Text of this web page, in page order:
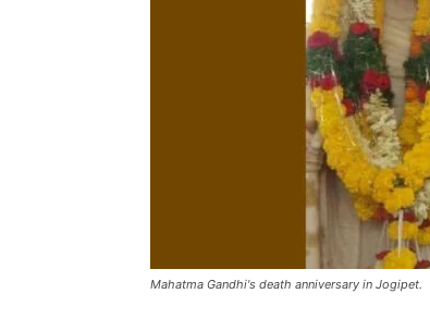
Mahatma Gandhi's death anniversary in Jogipet.